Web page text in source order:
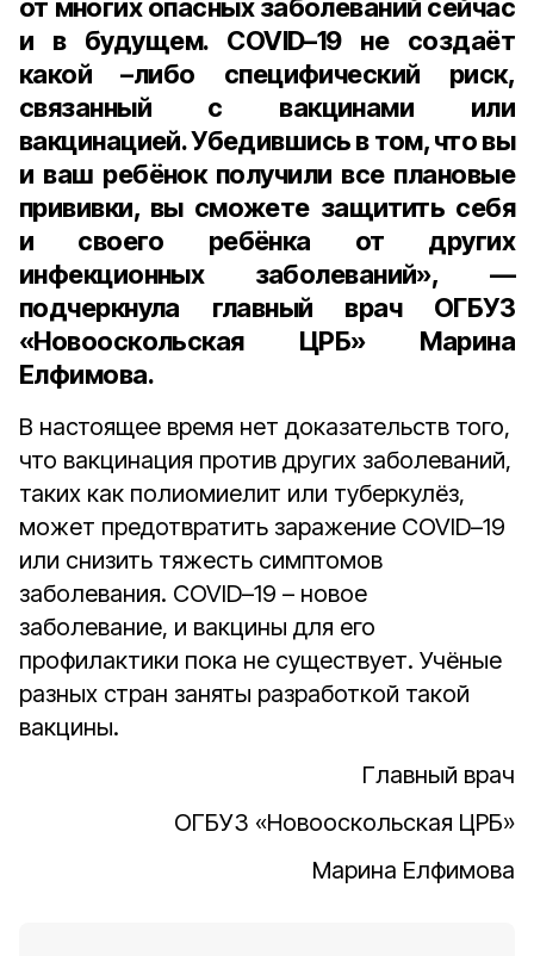
от многих опасных заболеваний сейчас
и в будущем. COVID–19 не создаёт
какой –либо специфический риск,
связанный с вакцинами или
вакцинацией. Убедившись в том, что вы
и ваш ребёнок получили все плановые
прививки, вы сможете защитить себя
и своего ребёнка от других
инфекционных заболеваний», —
подчеркнула главный врач ОГБУЗ
«Новооскольская ЦРБ» Марина
Елфимова.
В настоящее время нет доказательств того,
что вакцинация против других заболеваний,
таких как полиомиелит или туберкулёз,
может предотвратить заражение COVID–19
или снизить тяжесть симптомов
заболевания. COVID–19 – новое
заболевание, и вакцины для его
профилактики пока не существует. Учёные
разных стран заняты разработкой такой
вакцины.
Главный врач
ОГБУЗ «Новооскольская ЦРБ»
Марина Елфимова